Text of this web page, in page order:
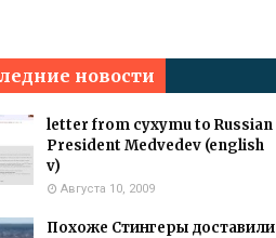
новости
letter from cyxymu to Russian
President Medvedev (english
v)
Августа 10, 2009
Похоже Стингеры доставили